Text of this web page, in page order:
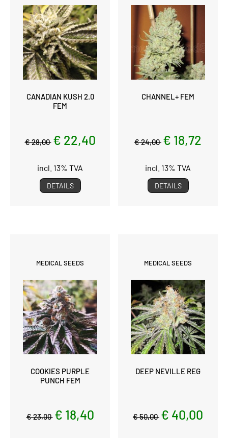
CANADIAN KUSH 2.0
FEM
€ 28,00 € 22,40
incl. 13% TVA
DETAILS
CHANNEL+ FEM
€ 24,00 € 18,72
incl. 13% TVA
DETAILS
MEDICAL SEEDS
COOKIES PURPLE
PUNCH FEM
€ 23,00 € 18,40
MEDICAL SEEDS
DEEP NEVILLE REG
€ 50,00 € 40,00